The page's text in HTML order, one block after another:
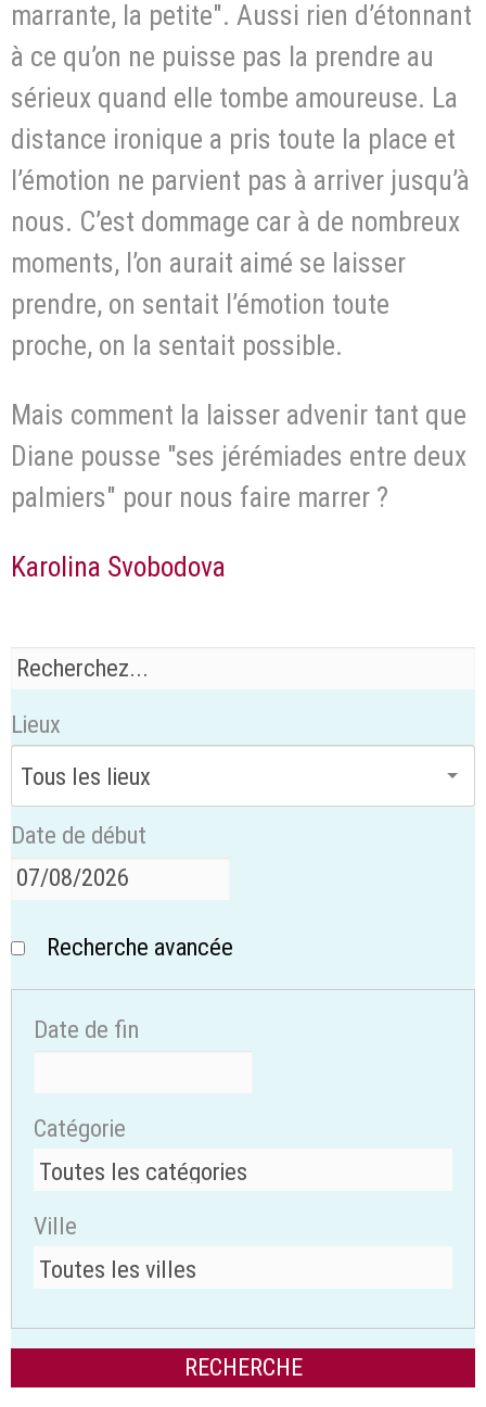
marrante, la petite". Aussi rien d’étonnant
à ce qu’on ne puisse pas la prendre au
sérieux quand elle tombe amoureuse. La
distance ironique a pris toute la place et
l’émotion ne parvient pas à arriver jusqu’à
nous. C’est dommage car à de nombreux
moments, l’on aurait aimé se laisser
prendre, on sentait l’émotion toute
proche, on la sentait possible.
Mais comment la laisser advenir tant que
Diane pousse "ses jérémiades entre deux
palmiers" pour nous faire marrer ?
Karolina Svobodova
Lieux
Date de début
Recherche avancée
Date de fin
Catégorie
Ville